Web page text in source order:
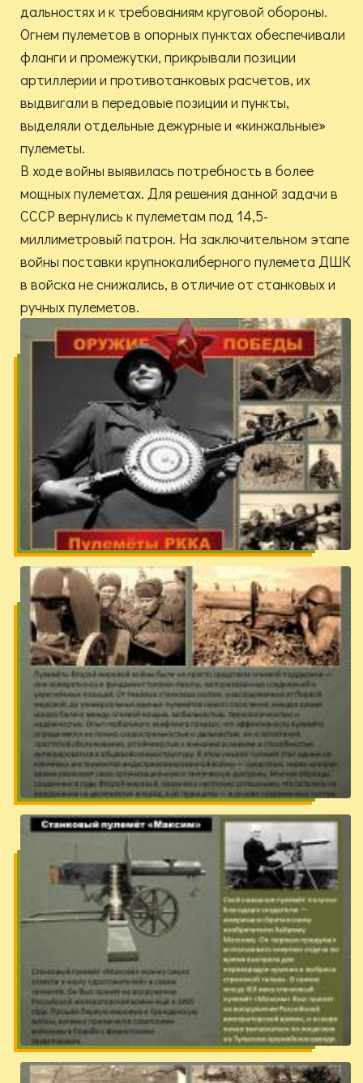
дальностях и к требованиям круговой обороны.
Огнем пулеметов в опорных пунктах обеспечивали
фланги и промежутки, прикрывали позиции
артиллерии и противотанковых расчетов, их
выдвигали в передовые позиции и пункты,
выделяли отдельные дежурные и «кинжальные»
пулеметы.
В ходе войны выявилась потребность в более
мощных пулеметах. Для решения данной задачи в
СССР вернулись к пулеметам под 14,5-
миллиметровый патрон. На заключительном этапе
войны поставки крупнокалиберного пулемета ДШК
в войска не снижались, в отличие от станковых и
ручных пулеметов.